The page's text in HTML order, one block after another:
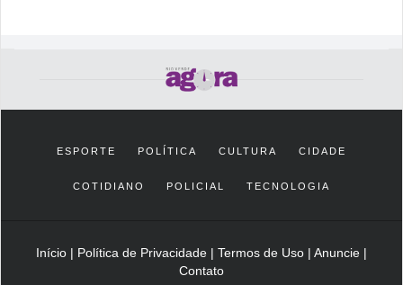
ESPORTE POLÍTICA CULTURA CIDADE
COTIDIANO POLICIAL TECNOLOGIA
Início | Política de Privacidade | Termos de Uso | Anuncie |
Contato